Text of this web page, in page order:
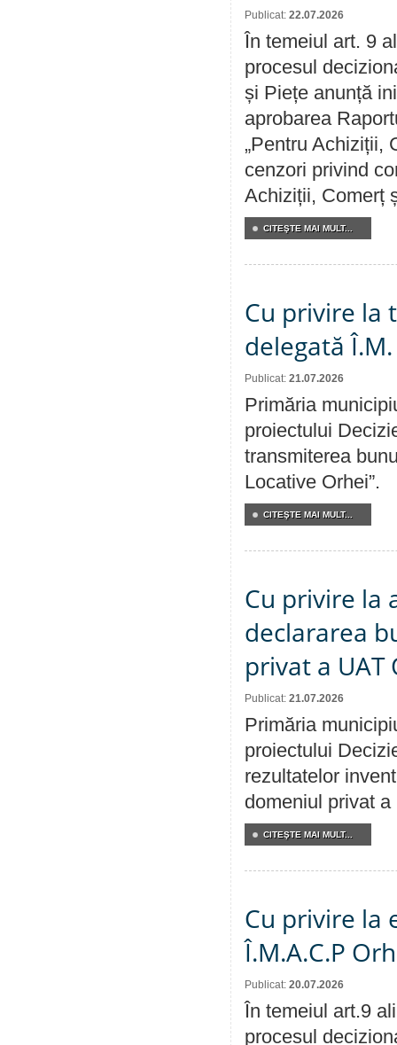
Publicat: 22.07.2026
În temeiul art. 9
procesul
și Piețe anunță
aprobarea
„Pentru Achiziții,
cenzori privind
Achiziții, Comerț
CITEŞTE MAI MULT...
Cu privire la
delegată
Publicat: 21.07.2026
Primăria
proiectului
transmiterea
Locative Orhei”.
CITEŞTE MAI MULT...
Cu privire la
declararea
privat a UAT
Publicat: 21.07.2026
Primăria
proiectului
rezultatelor
domeniul privat a
CITEŞTE MAI MULT...
Cu privire la
Î.M.A.C.P
Publicat: 20.07.2026
În temeiul art.9
procesul